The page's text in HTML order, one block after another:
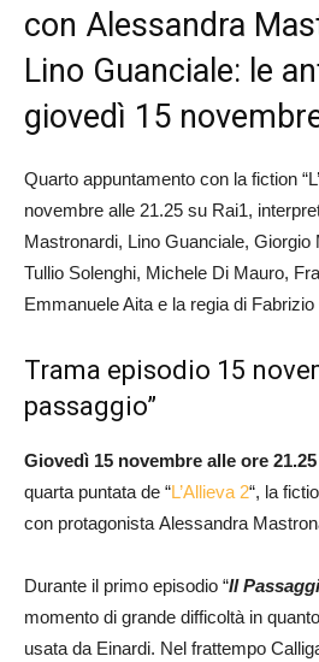
con Alessandra
Lino Guanciale: le
giovedì 15
Quarto appuntamento con la fiction
novembre alle 21.25 su Rai1,
Mastronardi, Lino Guanciale, Giorgio
Tullio Solenghi, Michele Di Mauro,
Emmanuele Aita e la regia di Fabrizio
Trama episodio 15
passaggio”
Giovedì 15 novembre alle ore 21.25
quarta puntata de “L’Allieva 2“, la
con protagonista Alessandra
Durante il primo episodio “Il
momento di grande difficoltà in
usata da Einardi. Nel frattempo